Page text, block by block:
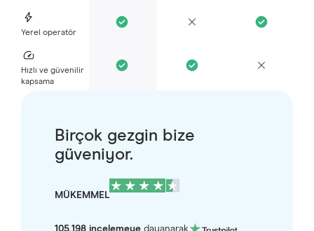
Yerel operatör
Hızlı ve güvenilir
kapsama
Birçok gezgin bize
güveniyor.
MÜKEMMEL
105.198 incelemeyedayanarak